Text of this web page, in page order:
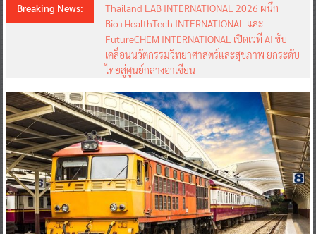
Breaking News:
Thailand LAB INTERNATIONAL 2026 ผนึก
Bio+HealthTech INTERNATIONAL และ
FutureCHEM INTERNATIONAL เปิดเวที AI ขับ
เคลื่อนนวัตกรรมวิทยาศาสตร์และสุขภาพ ยกระดับ
ไทยสู่ศูนย์กลางอาเซียน